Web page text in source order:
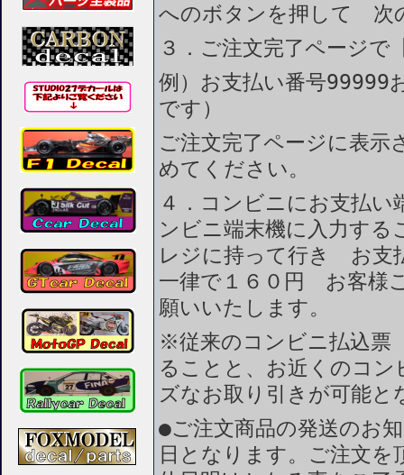
へのボタンを押して 次
３．ご注文完了ページで
例）お支払い番号
です）
ご注文完了ページに表
めてください。
４．コンビニにお支払
ンビニ端末機に入力す
レジに持って行き お支
一律で１６０円 お客様
願いいたします。
※従来のコンビニ払込票
ることと、お近くのコ
ズなお取り引きが可能
●ご注文商品の発送のお
日となります。ご注文を